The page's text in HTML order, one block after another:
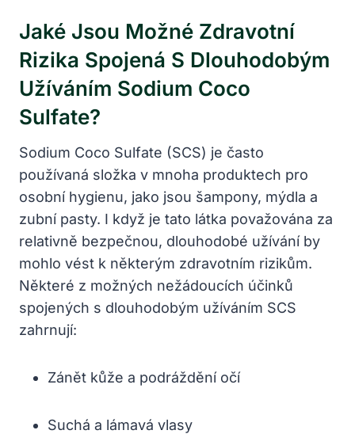
Jaké Jsou Možné Zdravotní
Rizika Spojená S Dlouhodobým
Užíváním Sodium Coco
Sulfate?
Sodium Coco Sulfate (SCS) je často
používaná složka v mnoha produktech pro
osobní hygienu, jako jsou šampony, mýdla a
zubní pasty. I když je tato látka považována za
relativně bezpečnou, dlouhodobé užívání by
mohlo vést k některým zdravotním rizikům.
Některé z možných nežádoucích účinků
spojených s dlouhodobým užíváním SCS
zahrnují:
Zánět kůže a podráždění očí
Suchá a lámavá vlasy